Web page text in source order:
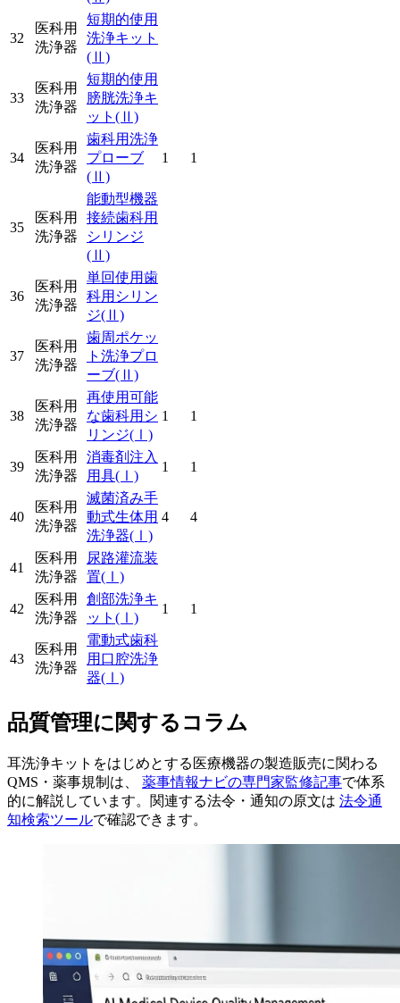
32
医科用
洗浄器
短期的使用
洗浄キット
(Ⅱ)
33
医科用
洗浄器
短期的使用
膀胱洗浄キ
ット (Ⅱ)
34
医科用
洗浄器
歯科用洗浄
プローブ
(Ⅱ)
1 1
35
医科用
洗浄器
能動型機器
接続歯科用
シリンジ
(Ⅱ)
36
医科用
洗浄器
単回使用歯
科用シリン
ジ(Ⅱ)
37
医科用
洗浄器
歯周ポケッ
ト洗浄プロ
ーブ(Ⅱ)
38
医科用
洗浄器
再使用可能
な歯科用シ
リンジ(Ⅰ)
1 1
39
医科用
洗浄器
消毒剤注入
用具(Ⅰ)
1 1
40
医科用
洗浄器
滅菌済み手
動式生体用
洗浄器(Ⅰ)
4 4
41
医科用
洗浄器
尿路灌流装
置(Ⅰ)
42
医科用
洗浄器
創部洗浄キ
ット (Ⅰ)
1 1
43
医科用
洗浄器
電動式歯科
用口腔洗浄
器(Ⅰ)
品質管理に関するコラム
耳洗浄キットをはじめとする医療機器の製造販売に関わる
QMS・薬事規制は、 薬事情報ナビの専門家監修記事で体系
的に解説しています。関連する法令・通知の原文は 法令通
知検索ツールで確認できます。